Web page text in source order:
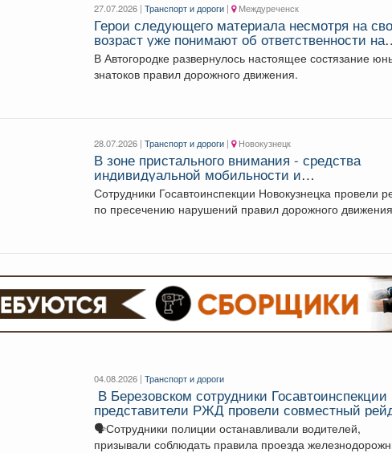
27.07.2026 |Транспорт и дороги | Междуреченск
Герои следующего материала несмотря на
возраст уже понимают об ответственности на
проезжей части.
В Автогородке развернулось настоящее состязание
знатоков правил дорожного движения.
28.07.2026 |Транспорт и дороги | Новокузнецк
В зоне пристального внимания - средства
индивидуальной мобильности и
несовершеннолетние.
Сотрудники Госавтоинспекции Новокузнецка провели
по пресечению нарушений правил дорожного
04.08.2026 |Транспорт и дороги
В Березовском сотрудники Госавтоинспекции
представители РЖД провели совместный
🗣Сотрудники полиции останавливали водителей,
призывали соблюдать правила проезда